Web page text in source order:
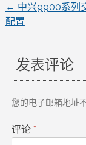
文
导
航
← 中兴9900系列
配置
发表评论
您的电子邮箱地址
评论 *